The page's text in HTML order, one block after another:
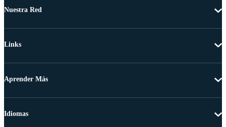
Nuestra Red
Links
Aprender Más
Idiomas